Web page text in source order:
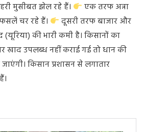
मुसीबत झेल रहे हैं।
एक तरफ अन्ना
चर रहे हैं।
दूसरी तरफ बाजार और
की भारी कमी है। किसानों का
उपलब्ध नहीं कराई गई तो धान की
किसान प्रशासन से लगातार